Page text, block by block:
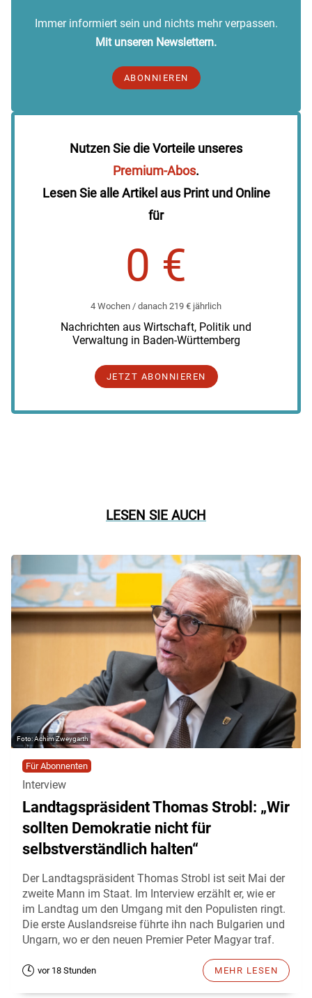
Immer informiert sein und nichts mehr verpassen.
Mit unseren Newslettern.
ABONNIEREN
Nutzen Sie die Vorteile unseres
Premium-Abos.
Lesen Sie alle Artikel aus Print und Online
für
0 €
4 Wochen / danach 219 € jährlich
Nachrichten aus Wirtschaft, Politik und
Verwaltung in Baden-Württemberg
JETZT ABONNIEREN
LESEN SIE AUCH
Achim Zweygarth
Für Abonnenten
Interview
Landtagspräsident Thomas Strobl: „Wir
sollten Demokratie nicht für
selbstverständlich halten“
Der Landtagspräsident Thomas Strobl ist seit Mai der
zweite Mann im Staat. Im Interview erzählt er, wie er
im Landtag um den Umgang mit den Populisten ringt.
Die erste Auslandsreise führte ihn nach Bulgarien und
Ungarn, wo er den neuen Premier Peter Magyar traf.
vor 18 Stunden MEHR LESEN